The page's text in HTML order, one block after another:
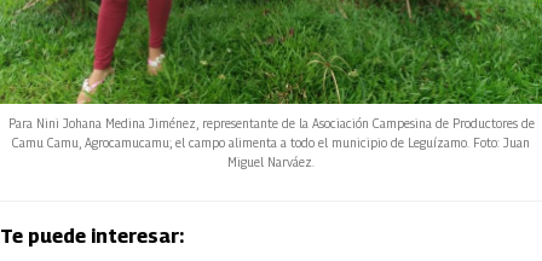
Para Nini Johana Medina Jiménez, representante de la Asociación Campesina de Productores de
Camu Camu, Agrocamucamu; el campo alimenta a todo el municipio de Leguízamo. Foto: Juan
Miguel Narváez.
Te puede interesar: